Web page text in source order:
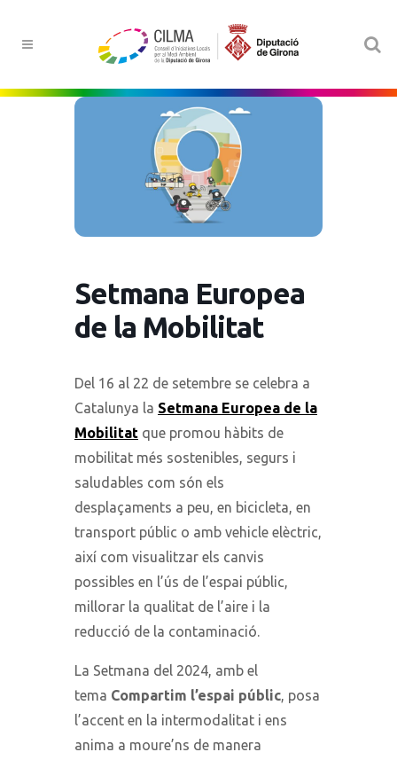
Setmana Europea
de la Mobilitat
Del 16 al 22 de setembre se celebra a
Catalunya la Setmana Europea de la
Mobilitat que promou hàbits de
mobilitat més sostenibles, segurs i
saludables com són els
desplaçaments a peu, en bicicleta, en
transport públic o amb vehicle elèctric,
així com visualitzar els canvis
possibles en l’ús de l’espai públic,
millorar la qualitat de l’aire i la
reducció de la contaminació.
La Setmana del 2024, amb el
tema Compartim l’espai públic , posa
l’accent en la intermodalitat i ens
anima a moure’ns de manera